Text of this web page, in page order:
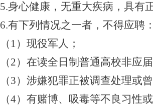
5.身心健康，无重大疾病，具有
6.有下列情况之一者，不得应聘
（ 1）现役军人；
（2）在读全日制普通高校非应
（3）涉嫌犯罪正被调查处理或
（4）有赌博、吸毒等不良习性